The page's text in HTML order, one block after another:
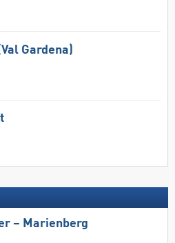
Gardena)
– Marienberg